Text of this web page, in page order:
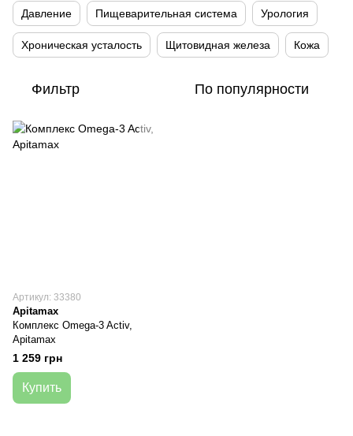
Давление Пищеварительная система Урология
Хроническая усталость Щитовидная железа Кожа
Фильтр По популярности
Артикул: 33380
Apitamax
Комплекс Omega-3 Activ,
Apitamax
1 259 грн
Купить